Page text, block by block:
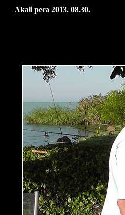
Akali peca 2013. 08.30.